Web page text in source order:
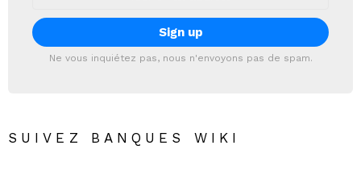
Ne vous inquiétez pas, nous n'envoyons pas de spam.
SUIVEZ BANQUES WIKI